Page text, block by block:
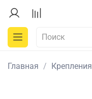
Главная Крепления